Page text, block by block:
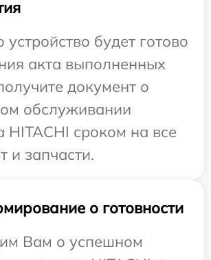
устройство будет готово
акта выполненных
документ о
обслуживании
HITACHI сроком на все
и запчасти.
о готовности
Вам о успешном